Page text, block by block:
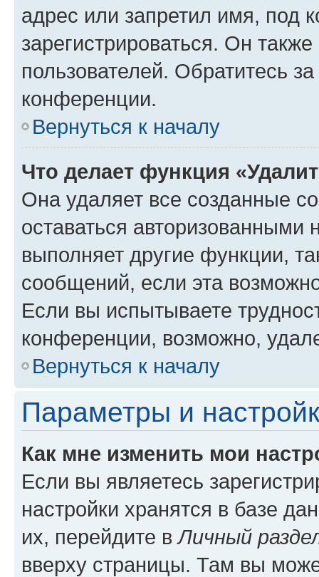
адрес или запретил имя, под
зарегистрироваться. Он
пользователей. Обратитесь
конференции.
Вернуться к началу
Что делает функция
Она удаляет все созданные
оставаться авторизованными
выполняет другие функции,
сообщений, если эта
Если вы испытываете
конференции, возможно,
Вернуться к началу
Параметры и
Как мне изменить мои
Если вы являетесь
настройки хранятся в базе
их, перейдите вЛичный
вверху страницы. Там вы